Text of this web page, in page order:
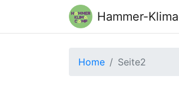
Hammer-
Home Seite2